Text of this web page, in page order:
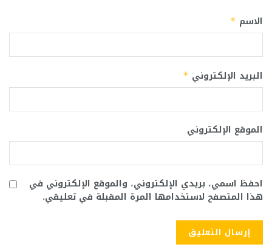
الاسم *
البريد الإلكتروني *
الموقع الإلكتروني
احفظ اسمي، بريدي الإلكتروني، والموقع الإلكتروني في
هذا المتصفح لاستخدامها المرة المقبلة في تعليقي.